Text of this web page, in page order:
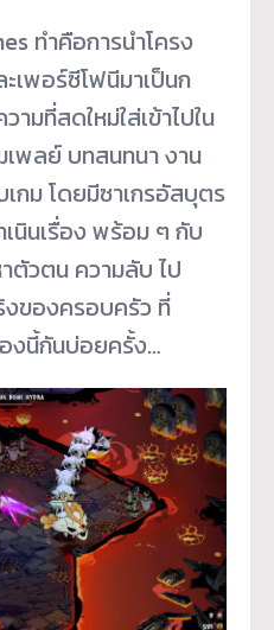
ทำคือการนำโครง
เพอร์ซีโฟนีมาเป็นก
ามที่สดใหม่ใส่เข้าไปใน
เพลย์ บทสนทนา งาน
กม โดยมีซาเกรอัสบุตร
นินเรื่อง พร้อม ๆ กับ
ตัวตน ความลับ ไป
ของครอบครัว ที่
องนี้กันบ่อยครั้ง…